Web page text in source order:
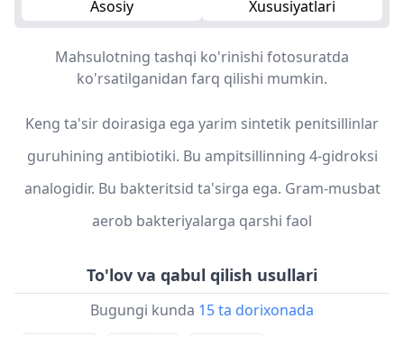
Asosiy Xususiyatlari
Mahsulotning tashqi ko'rinishi fotosuratda
ko'rsatilganidan farq qilishi mumkin.
Keng ta'sir doirasiga ega yarim sintetik penitsillinlar
guruhining antibiotiki. Bu ampitsillinning 4-gidroksi
analogidir. Bu bakteritsid ta'sirga ega. Gram-musbat
aerob bakteriyalarga qarshi faol
To'lov va qabul qilish usullari
Bugungi kunda 15 ta dorixonada